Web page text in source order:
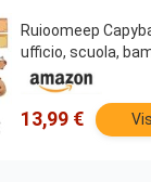
Ruioomeep
ufficio, scuola,
13,99 €